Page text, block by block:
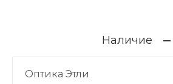
Наличие
Оптика Этли